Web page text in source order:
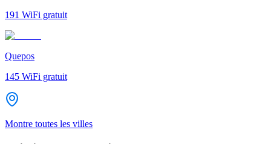
191 WiFi gratuit
Quepos
145 WiFi gratuit
Montre toutes les villes